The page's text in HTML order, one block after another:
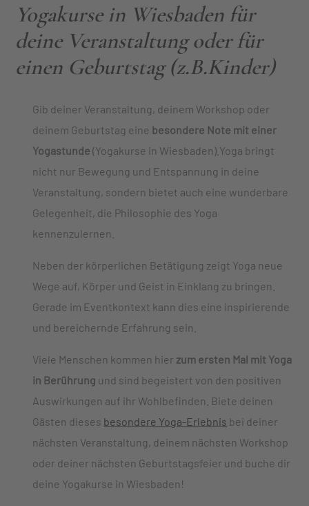
Yogakurse in Wiesbaden für
deine Veranstaltung oder für
einen Geburtstag (z.B.Kinder)
Gib deiner Veranstaltung, deinem Workshop oder
deinem Geburtstag eine besondere Note mit einer
Yogastunde(Yogakurse in Wiesbaden).Yoga bringt
nicht nur Bewegung und Entspannung in deine
Veranstaltung, sondern bietet auch eine wunderbare
Gelegenheit, die Philosophie des Yoga
kennenzulernen.
Neben der körperlichen Betätigung zeigt Yoga neue
Wege auf, Körper und Geist in Einklang zu bringen.
Gerade im Eventkontext kann dies eine inspirierende
und bereichernde Erfahrung sein.
Viele Menschen kommen hier zum ersten Mal mit Yoga
in Berührung und sind begeistert von den positiven
Auswirkungen auf ihr Wohlbefinden. Biete deinen
Gästen dieses besondere Yoga-Erlebnis bei deiner
nächsten Veranstaltung, deinem nächsten Workshop
oder deiner nächsten Geburtstagsfeier und buche dir
deine Yogakurse in Wiesbaden!